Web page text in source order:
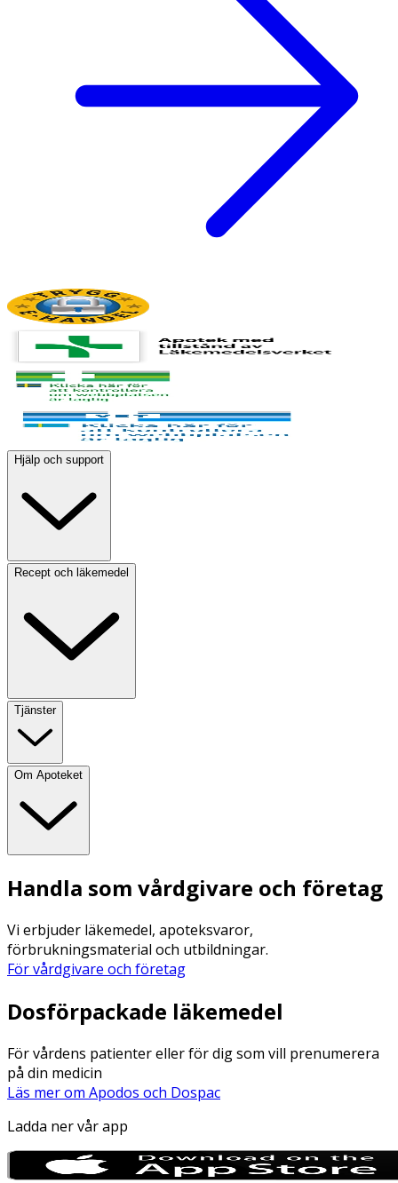
Hjälp och support
Recept och läkemedel
Tjänster
Om Apoteket
Handla som vårdgivare och företag
Vi erbjuder läkemedel, apoteksvaror,
förbrukningsmaterial och utbildningar.
För vårdgivare och företag
Dosförpackade läkemedel
För vårdens patienter eller för dig som vill prenumerera
på din medicin
Läs mer om Apodos och Dospac
Ladda ner vår app